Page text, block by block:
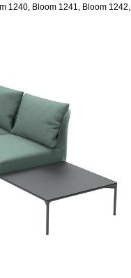
1240, Bloom 1241, Bloom 1242,